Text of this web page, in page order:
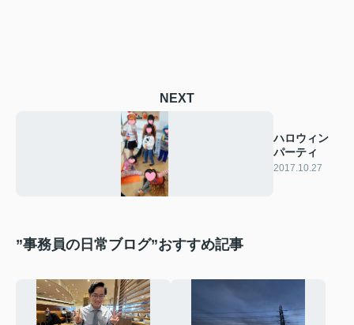
NEXT
ハロウィン
パーティ
2017.10.27
”事務員の日常ブログ”おすすめ記事